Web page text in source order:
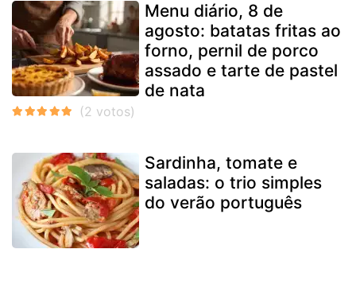
Menu diário, 8 de
agosto: batatas fritas ao
forno, pernil de porco
assado e tarte de pastel
de nata
Sardinha, tomate e
saladas: o trio simples
do verão português